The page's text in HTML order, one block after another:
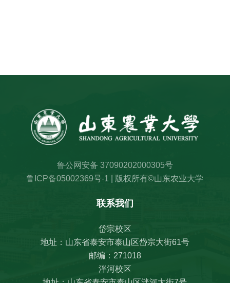
鲁公网安备 37090202000305号
鲁ICP备05002369号-1 | 版权所有©山东农业大学
联系我们
岱宗校区
地址：山东省泰安市泰山区岱宗大街61号
邮编：271018
泮河校区